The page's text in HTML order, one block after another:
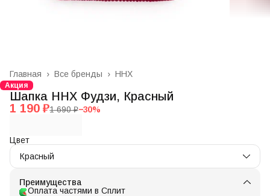
ННХ
Все бренды ›
Главная ›
Акция
Шапка ННХ Фудзи, Красный
1 190 ₽1 690 ₽−30%
Цвет
Красный
Преимущества
Оплата частями в Сплит